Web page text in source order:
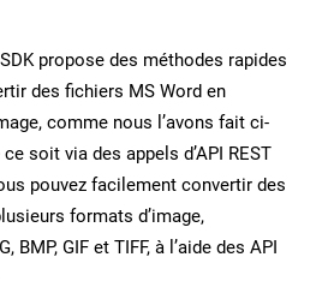
propose des méthodes rapides
des fichiers MS Word en
comme nous l’avons fait ci-
soit via des appels d’API REST
pouvez facilement convertir des
formats d’image,
BMP, GIF et TIFF, à l’aide des API